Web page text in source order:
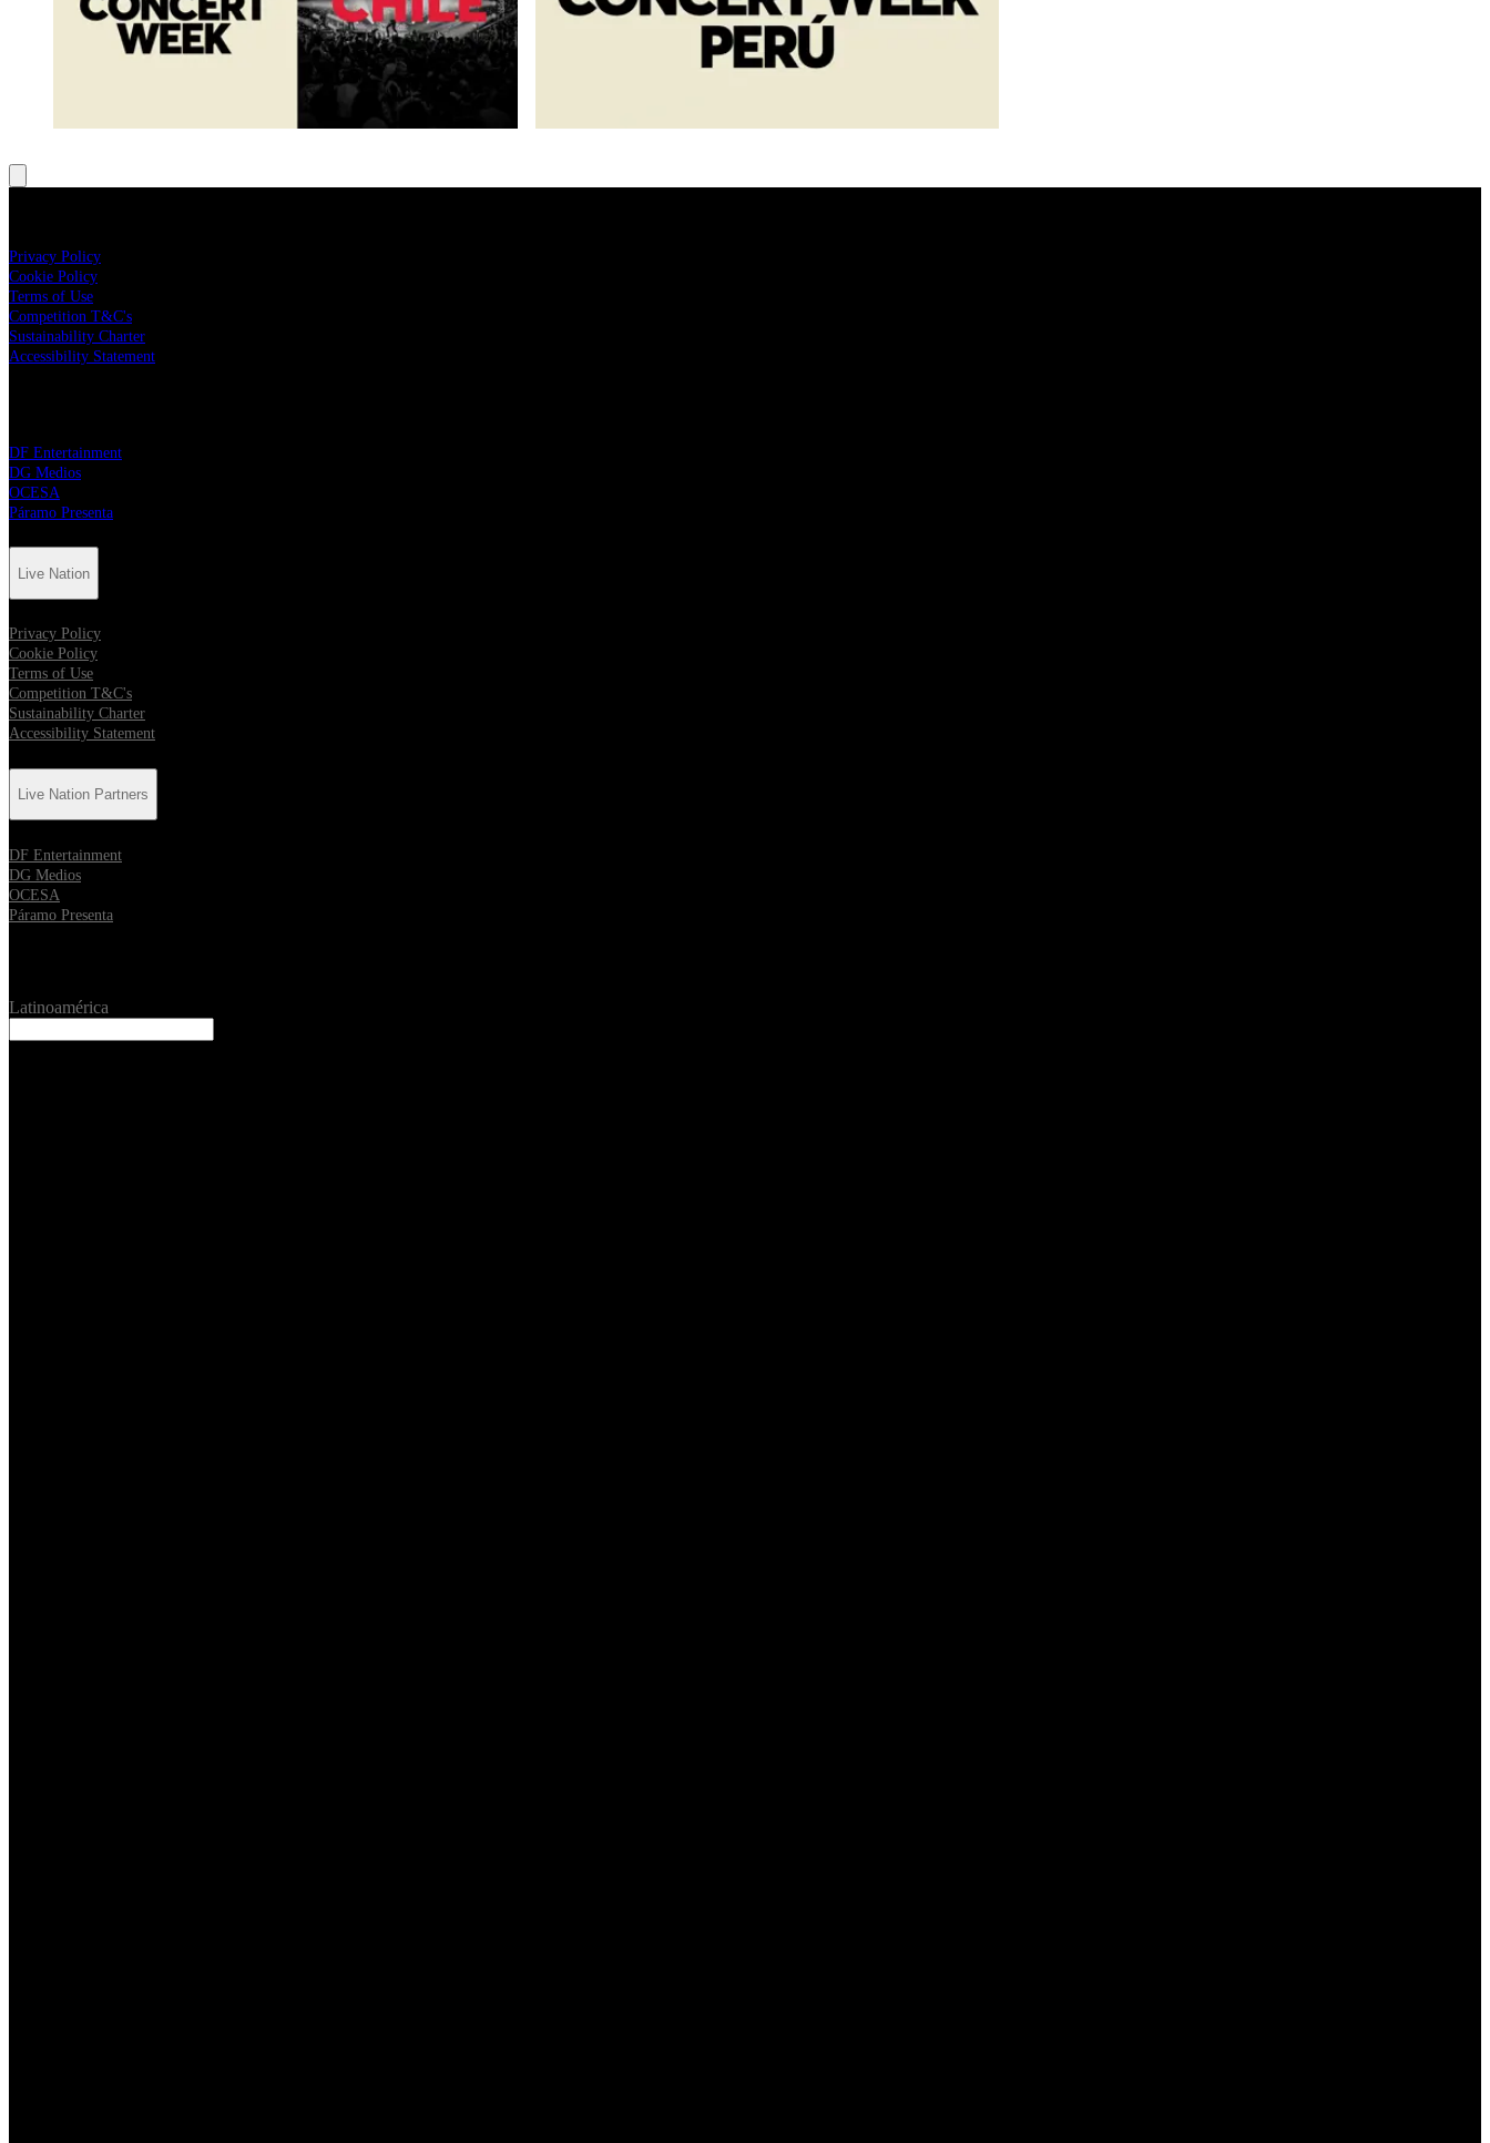
Más info Más info
Privacy Policy
Cookie Policy
Terms of Use
Competition T&C's
Sustainability Charter
Accessibility Statement
DF Entertainment
DG Medios
OCESA
Páramo Presenta
Live Nation
Privacy Policy
Cookie Policy
Terms of Use
Competition T&C's
Sustainability Charter
Accessibility Statement
Live Nation Partners
DF Entertainment
DG Medios
OCESA
Páramo Presenta
Latinoamérica